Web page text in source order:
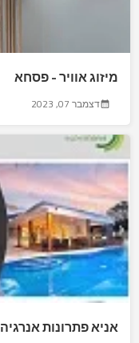
מיזוג אוויר - פסחא
דצמבר 07, 2023
אניא פתרונות אנרגיה